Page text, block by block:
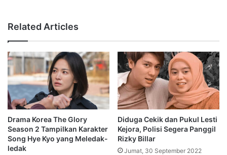
Related Articles
Drama Korea The Glory
Season 2 Tampilkan Karakter
Song Hye Kyo yang Meledak-
ledak
Diduga Cekik dan Pukul Lesti
Kejora, Polisi Segera Panggil
Rizky Billar
Jumat, 30 September 2022